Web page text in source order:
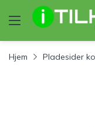
Hjem Pladesider